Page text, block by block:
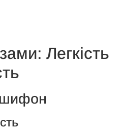
Легкість
шифон